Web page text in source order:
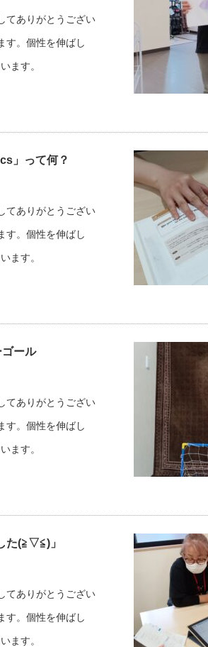
てありがとうござい
す。個性を伸ばし
ます。
」って何？
てありがとうござい
す。個性を伸ばし
ます。
ール
てありがとうござい
す。個性を伸ばし
ます。
た(≧▽≦)」
てありがとうござい
す。個性を伸ばし
ます。